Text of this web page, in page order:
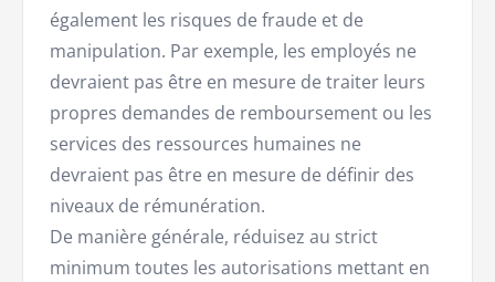
également les risques de fraude et de
manipulation. Par exemple, les employés ne
devraient pas être en mesure de traiter leurs
propres demandes de remboursement ou les
services des ressources humaines ne
devraient pas être en mesure de définir des
niveaux de rémunération.
De manière générale, réduisez au strict
minimum toutes les autorisations mettant en